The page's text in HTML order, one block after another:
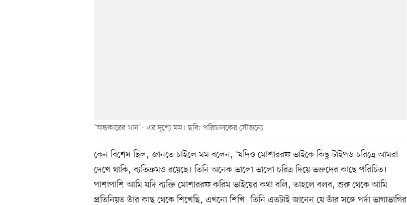
‘অন্ধকারের গান’– এর দৃশ্যে মম। ছবি: পরিচালকের সৌজন্যে
কেন বিশেষ ছিল, জানতে চাইলে মম বলেন, ‘যদিও মোশাররফ ভাইকে কিছু টাইপড চরিত্রে আমরা
দেখে থাকি, ব্যতিক্রমও রয়েছে। তিনি অনেক ভালো ভালো চরিত্র দিয়ে ভক্তদের কাছে পরিচিত।
পাশাপাশি আমি যদি ব্যক্তি মোশাররফ করিম ভাইয়ের কথা বলি, তাহলে বলব, শুরু থেকে আমি
প্রতিনিয়ত তাঁর কাছ থেকে শিখেছি, এখনো শিখি। তিনি এতটাই জানেন যে তাঁর সঙ্গে পর্দা ভাগাভাগির